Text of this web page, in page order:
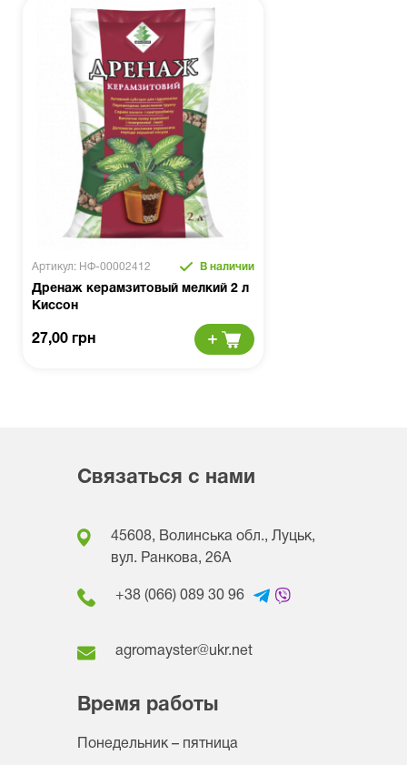
Артикул: НФ-00002412 В наличии
Дренаж керамзитовый мелкий 2 л
Киссон
27,00 грн
Связаться с нами
45608, Волинська обл., Луцьк,
вул. Ранкова, 26A
+38 (066) 089 30 96
agromayster@ukr.net
Время работы
Понедельник – пятница